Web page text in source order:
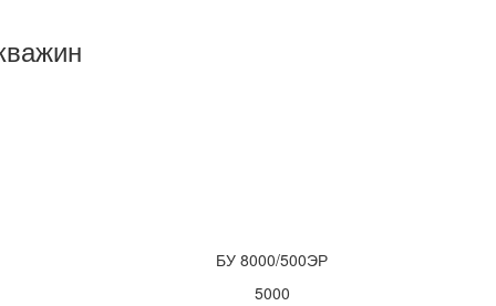
БУ 8000/500ЭР
5000